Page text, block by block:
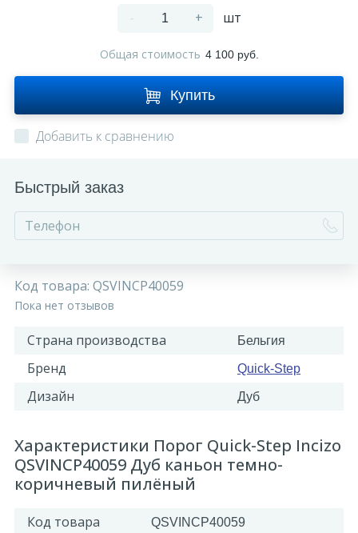
- + шт
Общая стоимость 4 100 руб.
Купить
Добавить к сравнению
Быстрый заказ
Код товара: QSVINCP40059
Пока нет отзывов
Страна производства Бельгия
Бренд Quick-Step
Дизайн Дуб
Характеристики Порог Quick-Step Incizo
QSVINCP40059 Дуб каньон темно-
коричневый пилёный
Код товара QSVINCP40059